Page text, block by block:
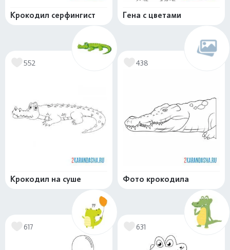
Крокодил серфингист Гена с цветами
552
Крокодил на суше
438
Фото крокодила
617 631